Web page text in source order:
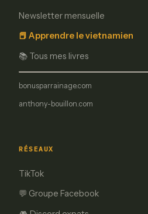
Newsletter mensuelle
📕 Apprendre le vietnamien
📚 Tous mes livres
bonusparrainage.com
anthony-bouillon.com
RÉSEAUX
TikTok
💬 Groupe Facebook